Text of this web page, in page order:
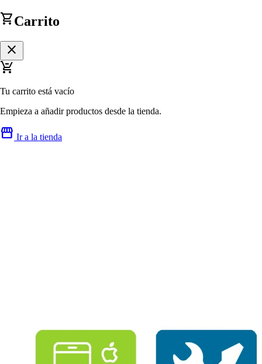
shopping_cartCarrito
close
remove_shopping_cart
Tu carrito está vacío
Empieza a añadir productos desde la tienda.
storefront Ir a la tienda